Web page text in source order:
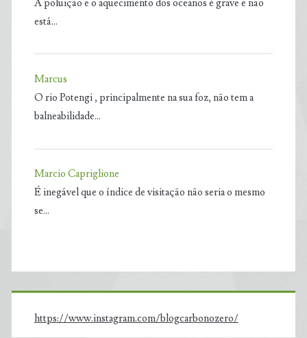
A poluição e o aquecimento dos oceanos é grave e não
está…
Marcus
O rio Potengi , principalmente na sua foz, não tem a
balneabilidade…
Marcio Capriglione
É inegável que o índice de visitação não seria o mesmo
se…
https://www.instagram.com/blogcarbonozero/